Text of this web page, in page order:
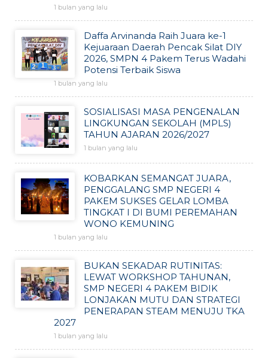
1 bulan yang lalu
Daffa Arvinanda Raih Juara ke-1
Kejuaraan Daerah Pencak Silat DIY
2026, SMPN 4 Pakem Terus Wadahi
Potensi Terbaik Siswa
1 bulan yang lalu
SOSIALISASI MASA PENGENALAN
LINGKUNGAN SEKOLAH (MPLS)
TAHUN AJARAN 2026/2027
1 bulan yang lalu
KOBARKAN SEMANGAT JUARA,
PENGGALANG SMP NEGERI 4
PAKEM SUKSES GELAR LOMBA
TINGKAT I DI BUMI PEREMAHAN
WONO KEMUNING
1 bulan yang lalu
BUKAN SEKADAR RUTINITAS:
LEWAT WORKSHOP TAHUNAN,
SMP NEGERI 4 PAKEM BIDIK
LONJAKAN MUTU DAN STRATEGI
PENERAPAN STEAM MENUJU TKA
2027
1 bulan yang lalu